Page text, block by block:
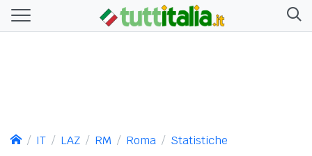
IT LAZ RM Roma Statistiche